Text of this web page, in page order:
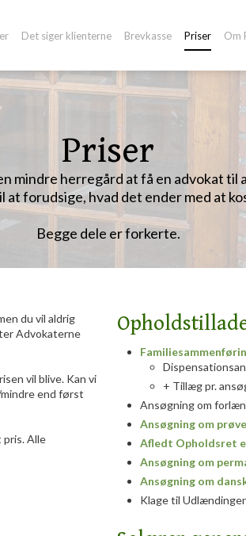
Det siger klienterne Brevkasse Priser Om
Priser
mindre herregård at få en advokat til
at forudsige, hvad det ender med at
Begge dele er forkerte.
du vil aldrig
Advokaterne
vil blive. Kan vi
end først
pris. Alle
+ Tillæg pr.
Ansøgning om
Ansøgning om
Afledt Opholdsret
Ansøgning om
Ansøgning om
Klage til